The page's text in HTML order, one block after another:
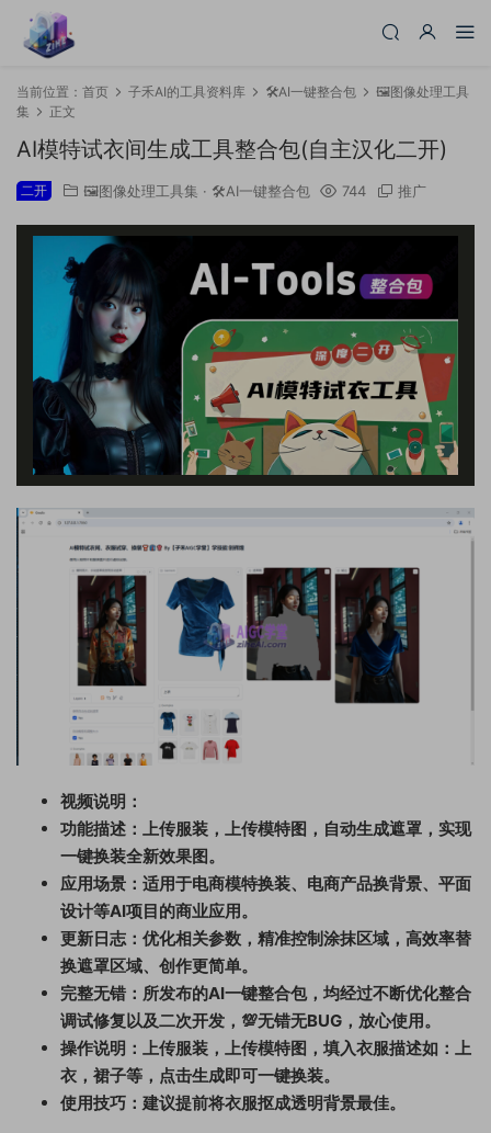
当前位置： 首页 子禾AI的工具资料库 🛠️AI一键整合包
🖼️图像处理工具
集
正文
AI模特试衣间生成工具整合包(自主汉化二开)
二开 🖼️图像处理工具集 · 🛠️AI一键整合包 744 推广
视频说明：
功能描述：上传服装，上传模特图，自动生成遮罩，实现
一键换装全新效果图。
应用场景：适用于电商模特换装、电商产品换背景、平面
设计等AI项目的商业应用。
更新日志：优化相关参数，精准控制涂抹区域，高效率替
换遮罩区域、创作更简单。
完整无错：所发布的AI一键整合包，均经过不断优化整合
调试修复以及二次开发，💯无错无BUG，放心使用。
操作说明：上传服装，上传模特图，填入衣服描述如：上
衣，裙子等，点击生成即可一键换装。
使用技巧：建议提前将衣服抠成透明背景最佳。